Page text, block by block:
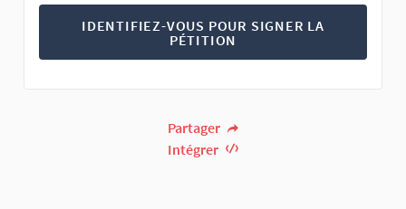
IDENTIFIEZ-VOUS POUR SIGNER LA
PÉTITION
Partager
Intégrer